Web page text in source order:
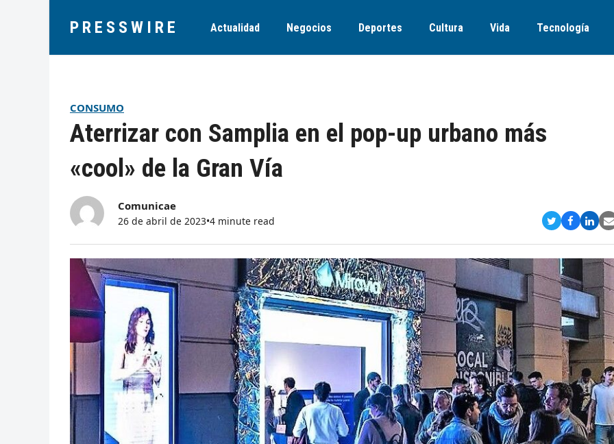
PRESSWIRE Actualidad Negocios Deportes Cultura Vida Tecnología
CONSUMO
Aterrizar con Samplia en el pop-up urbano más
«cool» de la Gran Vía
Comunicae
26 de abril de 2023•4 minute read Compartir
Twitter